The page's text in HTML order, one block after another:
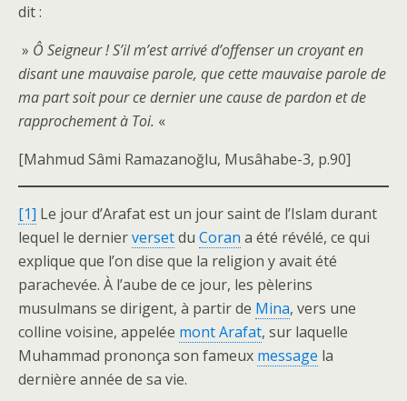
dit :
» Ô Seigneur ! S’il m’est arrivé d’offenser un croyant en
disant une mauvaise parole, que cette mauvaise parole de
ma part soit pour ce dernier une cause de pardon et de
rapprochement à Toi. «
[Mahmud Sâmi Ramazanoğlu, Musâhabe-3, p.90]
[1] Le jour d’Arafat est un jour saint de l’Islam durant
lequel le dernierversetdu Coran a été révélé, ce qui
explique que l’on dise que la religion y avait été
parachevée. À l’aube de ce jour, les pèlerins
musulmans se dirigent, à partir de Mina, vers une
colline voisine, appelée mont Arafat, sur laquelle
Muhammad prononça son fameux message la
dernière année de sa vie.